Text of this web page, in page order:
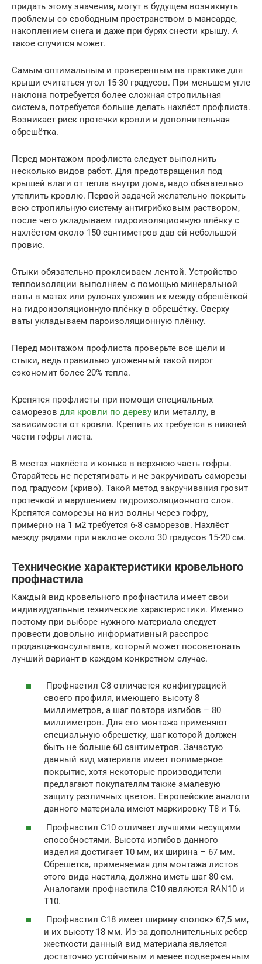
придать этому значения, могут в будущем возникнуть
проблемы со свободным пространством в мансарде,
накоплением снега и даже при бурях снести крышу. А
такое случится может.
Самым оптимальным и проверенным на практике для
крыши считаться угол 15-30 градусов. При меньшем угле
наклона потребуется более сложная стропильная
система, потребуется больше делать нахлёст профлиста.
Возникает риск протечки кровли и дополнительная
обрешётка.
Перед монтажом профлиста следует выполнить
несколько видов работ. Для предотвращения под
крышей влаги от тепла внутри дома, надо обязательно
утеплить кровлю. Первой задачей желательно покрыть
всю стропильную систему антигрибковым раствором,
после чего укладываем гидроизоляционную плёнку с
нахлёстом около 150 сантиметров дав ей небольшой
провис.
Стыки обязательно проклеиваем лентой. Устройство
теплоизоляции выполняем с помощью минеральной
ваты в матах или рулонах уложив их между обрешёткой
на гидроизоляционную плёнку в обрешётку. Сверху
ваты укладываем пароизоляционную плёнку.
Перед монтажом профлиста проверьте все щели и
стыки, ведь правильно уложенный такой пирог
сэкономит более 20% тепла.
Крепятся профлисты при помощи специальных
саморезов для кровли по дереву или металлу, в
зависимости от кровли. Крепить их требуется в нижней
части гофры листа.
В местах нахлёста и конька в верхнюю часть гофры.
Старайтесь не перетягивать и не закручивать саморезы
под градусом (криво). Такой метод закручивания грозит
протечкой и нарушением гидроизоляционного слоя.
Крепятся саморезы на низ волны через гофру,
примерно на 1 м2 требуется 6-8 саморезов. Нахлёст
между рядами при наклоне около 30 градусов 15-20 см.
Технические характеристики кровельного
профнастила
Каждый вид кровельного профнастила имеет свои
индивидуальные технические характеристики. Именно
поэтому при выборе нужного материала следует
провести довольно информативный расспрос
продавца-консультанта, который может посоветовать
лучший вариант в каждом конкретном случае.
Профнастил С8 отличается конфигурацией
своего профиля, имеющего высоту 8
миллиметров, а шаг повтора изгибов – 80
миллиметров. Для его монтажа применяют
специальную обрешетку, шаг которой должен
быть не больше 60 сантиметров. Зачастую
данный вид материала имеет полимерное
покрытие, хотя некоторые производители
предлагают покупателям также эмалевую
защиту различных цветов. Европейские аналоги
данного материала имеют маркировку Т8 и Т6.
Профнастил С10 отличает лучшими несущими
способностями. Высота изгибов данного
изделия достигает 10 мм, их ширина – 67 мм.
Обрешетка, применяемая для монтажа листов
этого вида настила, должна иметь шаг 80 см.
Аналогами профнастила С10 являются RAN10 и
Т10.
Профнастил С18 имеет ширину «полок» 67,5 мм,
и их высоту 18 мм. Из-за дополнительных ребер
жесткости данный вид материала является
достаточно устойчивым и менее подверженным